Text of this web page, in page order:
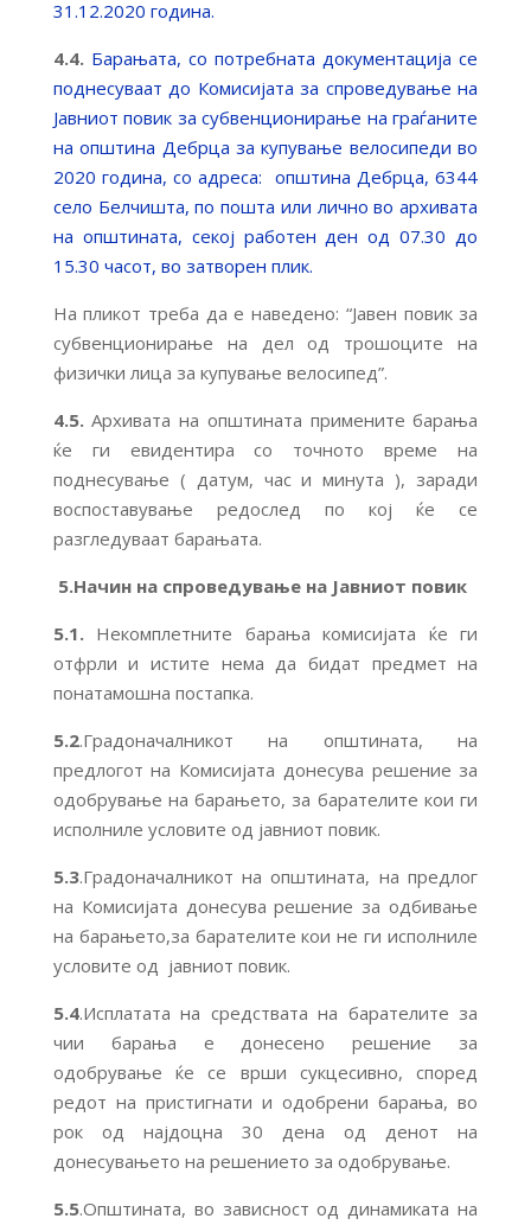
31.12.2020 година.
4.4. Барањата, со потребната документација се
поднесуваат до Комисијата за спроведување на
Јавниот повик за субвенционирање на граѓаните
на општина Дебрца за купување велосипеди во
2020 година, со адреса: општина Дебрца, 6344
село Белчишта, по пошта или лично во архивата
на општината, секој работен ден од 07.30 до
15.30 часот, во затворен плик.
На пликот треба да е наведено: “Јавен повик за
субвенционирање на дел од трошоците на
физички лица за купување велосипед”.
4.5.Архивата на општината примените барања
ќе ги евидентира со точното време на
поднесување ( датум, час и минута ), заради
воспоставување редослед по кој ќе се
разгледуваат барањата.
5.Начин на спроведување на Јавниот повик
5.1.Некомплетните барања комисијата ќе ги
отфрли и истите нема да бидат предмет на
понатамошна постапка.
5.2.Градоначалникот на општината, на
предлогот на Комисијата донесува решение за
одобрување на барањето, за барателите кои ги
исполниле условите од јавниот повик.
5.3.Градоначалникот на општината, на предлог
на Комисијата донесува решение за одбивање
на барањето,за барателите кои не ги исполниле
условите од јавниот повик.
5.4.Исплатата на средствата на барателите за
чии барања е донесено решение за
одобрување ќе се врши сукцесивно, според
редот на пристигнати и одобрени барања, во
рок од најдоцна 30 дена од денот на
донесувањето на решението за одобрување.
5.5.Општината, во зависност од динамиката на